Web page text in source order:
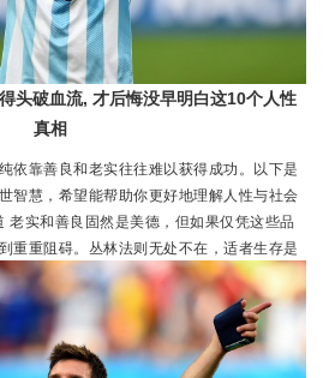
头破血流, 才后悔没早明白这10个人性
真相
依靠善良和老实往往难以获得成功。以下是
智慧，希望能帮助你更好地理解人性与社会
老实和善良固然是美德，但如果仅凭这些品
重重阻碍。丛林法则无处不在，适者生存是
心的同时，学会保护自己，把握机会。 道
衷于谈论道德，往往隐藏着三种心理：一是
通...